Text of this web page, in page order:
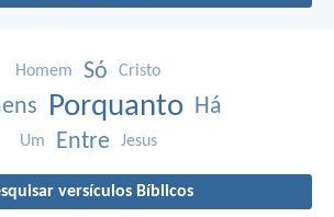
Homem Só Cristo
Porquanto Há
Um Entre Jesus
versículos Bíblicos